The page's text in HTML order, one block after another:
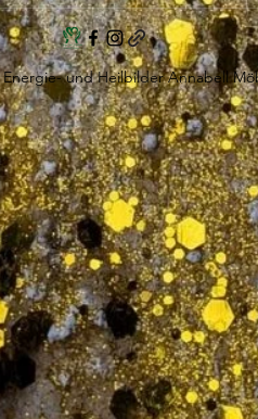
Energie- und Heilbilder Annabell